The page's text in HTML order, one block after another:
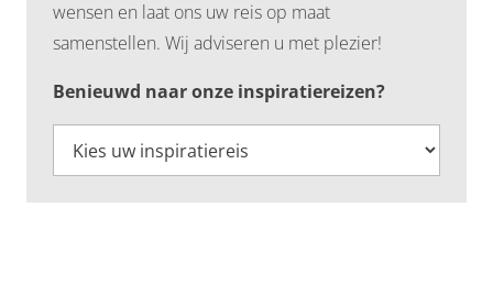
wensen en laat ons uw reis op maat
samenstellen. Wij adviseren u met plezier!
Benieuwd naar onze inspiratiereizen?